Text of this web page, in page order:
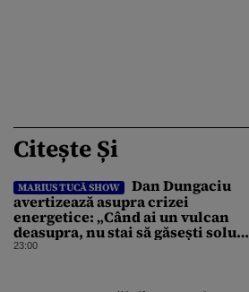
Citește Și
MARIUS TUCĂ SHOW
Dan Dungaciu
avertizează asupra crizei
energetice: „Când ai un vulcan
deasupra, nu stai să găsești soluții
cu leucoplast”
23:00